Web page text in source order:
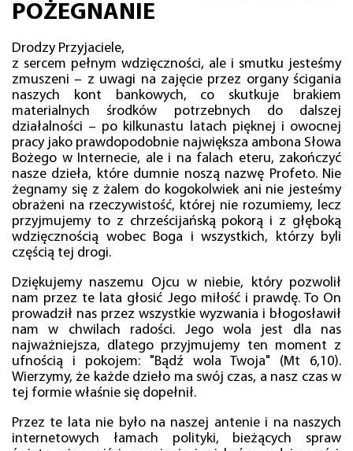
POŻEGNANIE
Drodzy Przyjaciele,
z sercem pełnym wdzięczności, ale i smutku jesteśmy
zmuszeni – z uwagi na zajęcie przez organy ścigania
naszych kont bankowych, co skutkuje brakiem
materialnych środków potrzebnych do dalszej
działalności – po kilkunastu latach pięknej i owocnej
pracy jako prawdopodobnie największa ambona Słowa
Bożego w Internecie, ale i na falach eteru, zakończyć
nasze dzieła, które dumnie noszą nazwę Profeto. Nie
żegnamy się z żalem do kogokolwiek ani nie jesteśmy
obrażeni na rzeczywistość, której nie rozumiemy, lecz
przyjmujemy to z chrześcijańską pokorą i z głęboką
wdzięcznością wobec Boga i wszystkich, którzy byli
częścią tej drogi.
Dziękujemy naszemu Ojcu w niebie, który pozwolił
nam przez te lata głosić Jego miłość i prawdę. To On
prowadził nas przez wszystkie wyzwania i błogosławił
nam w chwilach radości. Jego wola jest dla nas
najważniejsza, dlatego przyjmujemy ten moment z
ufnością i pokojem: "Bądź wola Twoja" (Mt 6,10).
Wierzymy, że każde dzieło ma swój czas, a nasz czas w
tej formie właśnie się dopełnił.
Przez te lata nie było na naszej antenie i na naszych
internetowych łamach polityki, bieżących spraw